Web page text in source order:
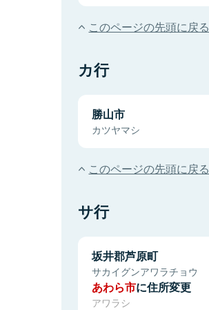
このページの先頭に戻る
カ行
勝山市
カツヤマシ
このページの先頭に戻る
サ行
坂井郡芦原町
サカイグンアワラチョウ
あわら市に住所変更
アワラシ